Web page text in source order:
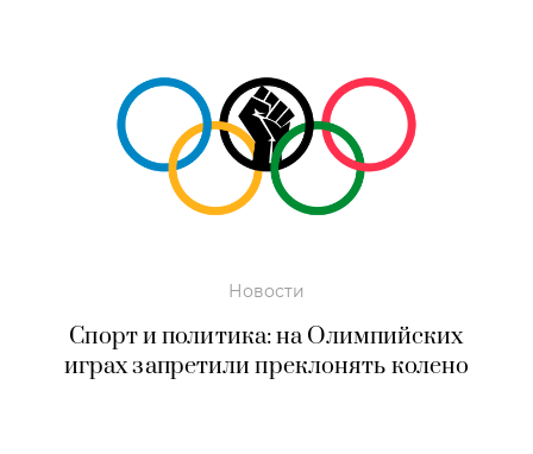
Новости
Спорт и политика: на Олимпийских
играх запретили преклонять колено